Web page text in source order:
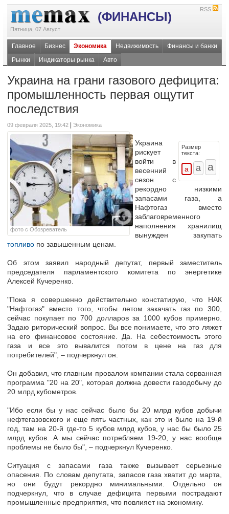
(ФИНАНСЫ)
Пятница, 07 Август
RSS
Главное Бизнес Экономика Недвижимость
Финансы и банки
Рынки
Индикаторы рынка Авто
Украина на грани газового дефицита:
промышленность первая ощутит
последствия
09 февраля 2025, 19:42 Экономика
фото с Обозреватель
Размер
текста:
Украина
рискует
войти в
весенний
сезон с
рекордно низкими
запасами газа, а
Нафтогаз вместо
заблаговременного
наполнения хранилищ
вынужден закупать
топливо по завышенным ценам.
Об этом заявил народный депутат, первый заместитель
председателя парламентского комитета по энергетике
Алексей Кучеренко.
"Пока я совершенно действительно констатирую, что НАК
"Нафтогаз" вместо того, чтобы летом закачать газ по 300,
сейчас покупает по 700 долларов за 1000 кубов примерно.
Задаю риторический вопрос. Вы все понимаете, что это ляжет
на его финансовое состояние. Да. На себестоимость этого
газа и все это вывалится потом в цене на газ для
потребителей", – подчеркнул он.
Он добавил, что главным провалом компании стала сорванная
программа "20 на 20", которая должна довести газодобычу до
20 млрд кубометров.
"Ибо если бы у нас сейчас было бы 20 млрд кубов добычи
нефтегазовского и еще пять частных, как это и было на 19-й
год, там на 20-й где-то 5 кубов млрд кубов, у нас бы было 25
млрд кубов. А мы сейчас потребляем 19-20, у нас вообще
проблемы не было бы", – подчеркнул Кучеренко.
Ситуация с запасами газа также вызывает серьезные
опасения. По словам депутата, запасов газа хватит до марта,
но они будут рекордно минимальными. Отдельно он
подчеркнул, что в случае дефицита первыми пострадают
промышленные предприятия, что повлияет на экономику.